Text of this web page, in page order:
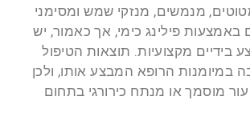
מנמשים, מנזקי שמש ומסימני
באמצעות פילינג כימי, אך כאמור, יש
בידיים מקצועיות. תוצאות הטיפול
במיומנות הרופא המבצע אותו, ולכן
מוסמך או מנתח כירורגי בתחום